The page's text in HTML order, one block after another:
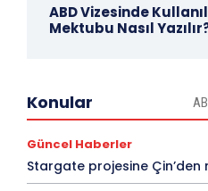
ABD Vizesinde
Mektubu Nasıl
Konular
Güncel Haberler
Stargate projesine Çin’den